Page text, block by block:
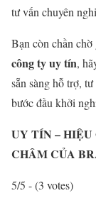
tư vấn chuyên
Bạn còn chần chờ
công ty uy tín,
sẵn sàng hỗ trợ,
bước đầu khởi
UY TÍN – HIỆU
CHÂM CỦA
5/5 - (3 votes)